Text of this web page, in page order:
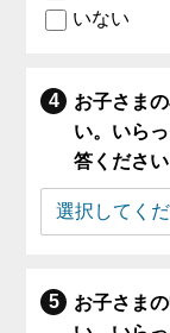
いない
お子さま
い。いら
答ください
お子さま